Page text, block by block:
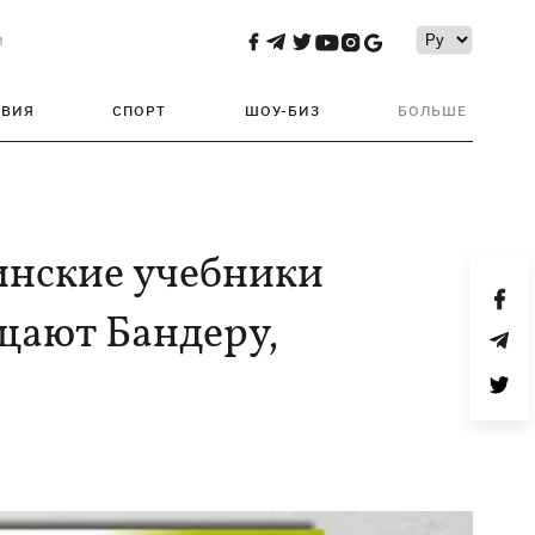
СПОРТ ШОУ-БИЗ БОЛЬШЕ
учебники
Бандеру,